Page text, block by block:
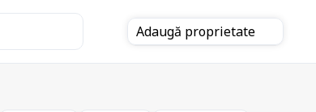
Adaugă proprietate